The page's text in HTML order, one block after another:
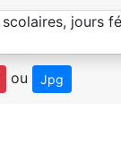
ou Jpg